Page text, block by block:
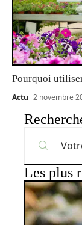
Pourquoi
Actu 2 novembre
Les plus